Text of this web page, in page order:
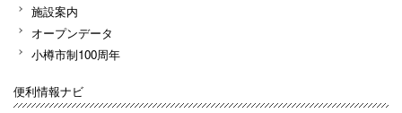
施設案内
オープンデータ
小樽市制100周年
便利情報ナビ